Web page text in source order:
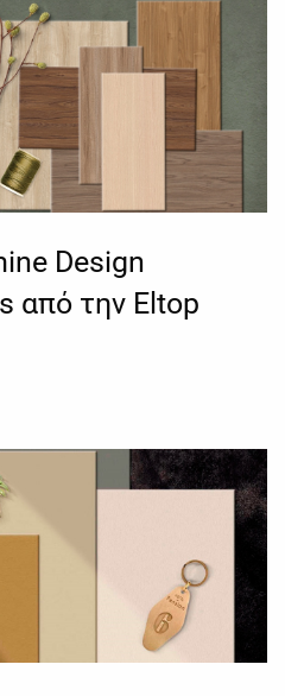
Design
από την Eltop